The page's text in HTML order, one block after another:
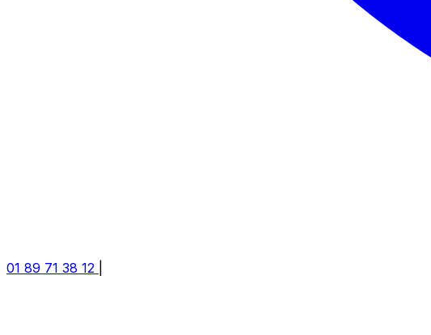
01 89 71 38 12